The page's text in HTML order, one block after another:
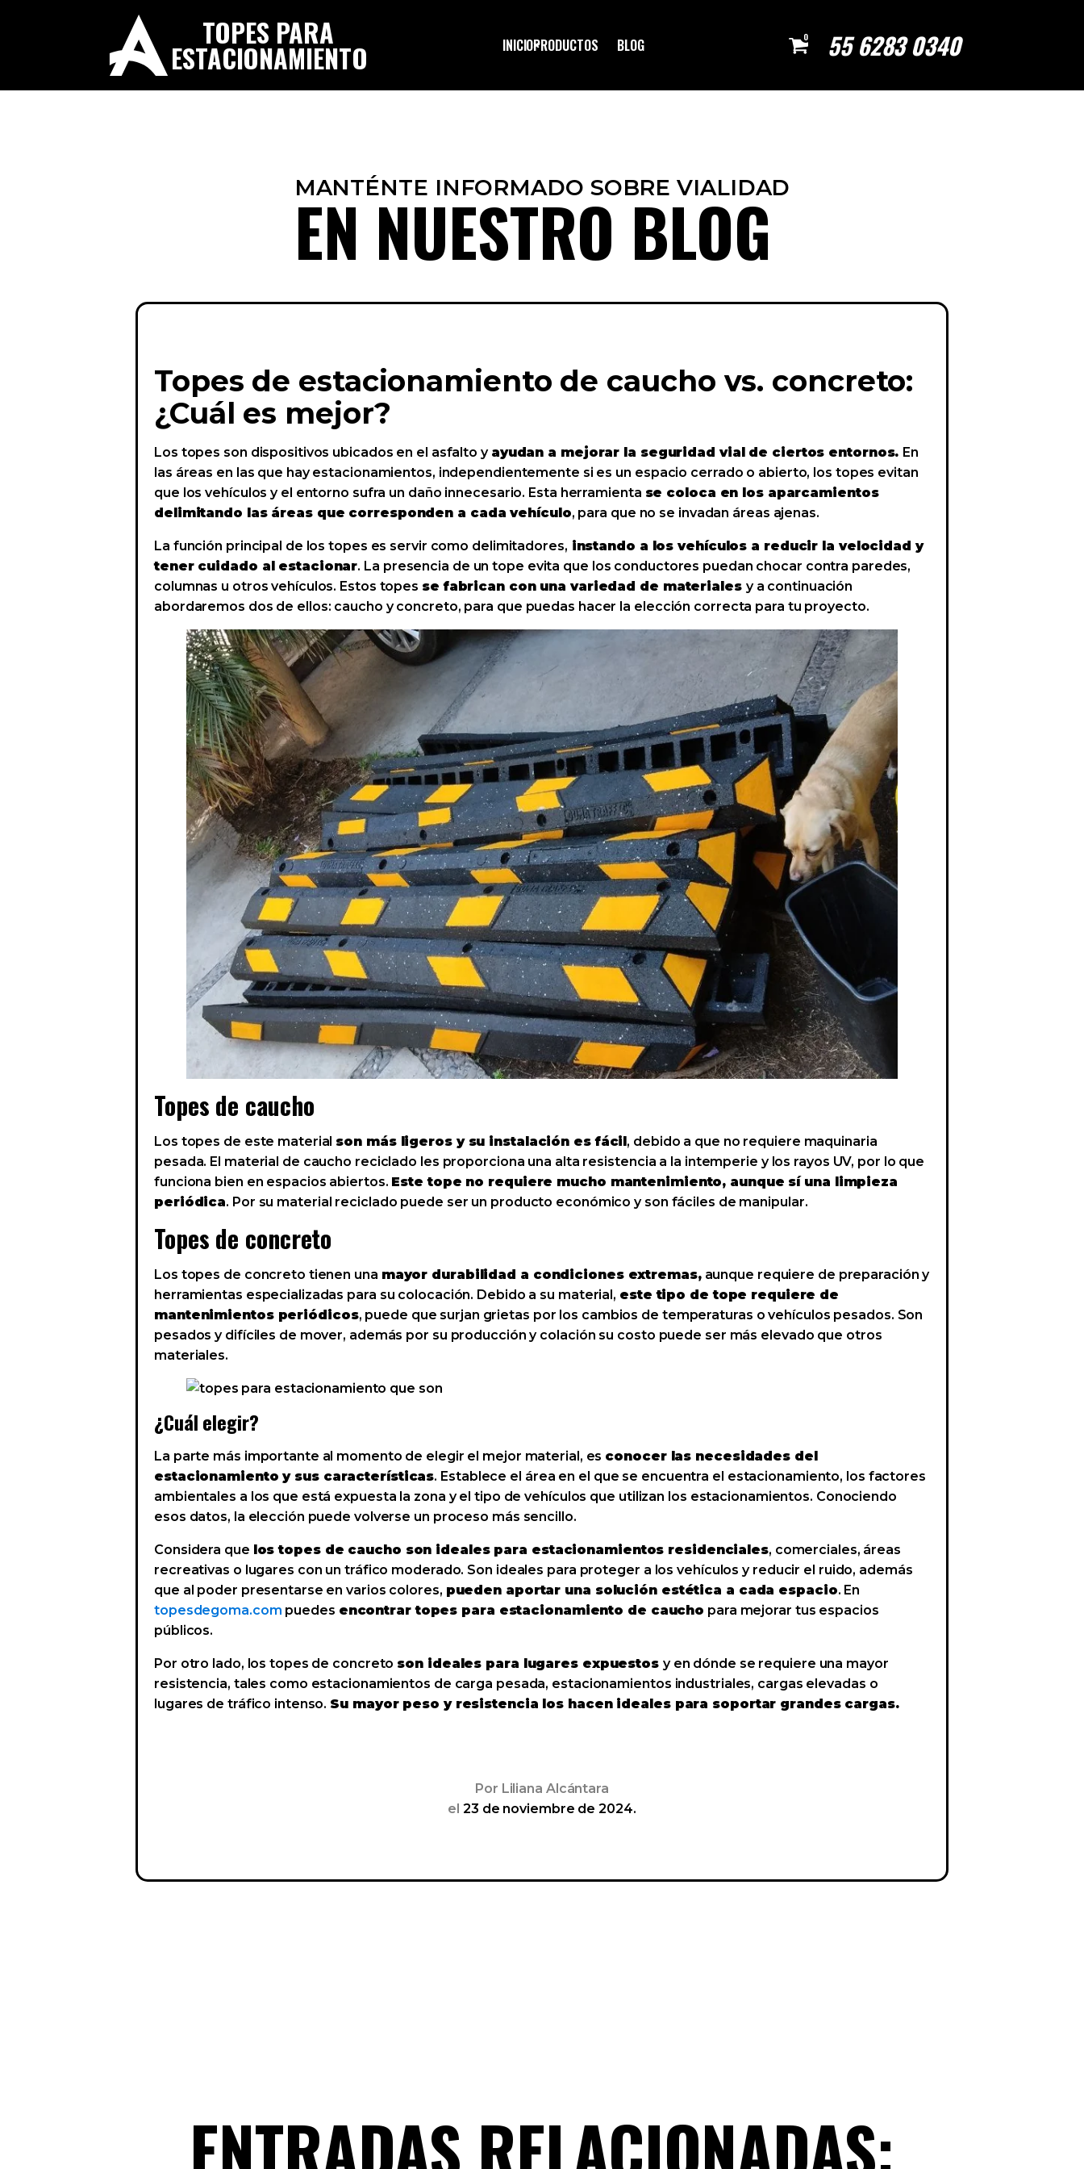
TOPES PARA
ESTACIONAMIENTO INICIOPRODUCTOS BLOG 0 55 6283 0340
MANTÉNTE INFORMADO SOBRE VIALIDAD
EN NUESTRO BLOG
Topes de estacionamiento de caucho vs. concreto:
¿Cuál es mejor?
Los topes son dispositivos ubicados en el asfalto y ayudan a mejorar la seguridad vial de ciertos entornos. En
las áreas en las que hay estacionamientos, independientemente si es un espacio cerrado o abierto, los topes evitan
que los vehículos y el entorno sufra un daño innecesario. Esta herramienta se coloca en los aparcamientos
delimitando las áreas que corresponden a cada vehículo, para que no se invadan áreas ajenas.
La función principal de los topes es servir como delimitadores, instando a los vehículos a reducir la velocidad y
tener cuidado al estacionar. La presencia de un tope evita que los conductores puedan chocar contra paredes,
columnas u otros vehículos. Estos topes se fabrican con una variedad de materiales y a continuación
abordaremos dos de ellos: caucho y concreto, para que puedas hacer la elección correcta para tu proyecto.
Topes de caucho
Los topes de este material son más ligeros y su instalación es fácil , debido a que no requiere maquinaria
pesada. El material de caucho reciclado les proporciona una alta resistencia a la intemperie y los rayos UV, por lo que
funciona bien en espacios abiertos. Este tope no requiere mucho mantenimiento, aunque sí una limpieza
periódica. Por su material reciclado puede ser un producto económico y son fáciles de manipular.
Topes de concreto
Los topes de concreto tienen una mayor durabilidad a condiciones extremas,aunque requiere de preparación y
herramientas especializadas para su colocación. Debido a su material, este tipo de tope requiere de
mantenimientos periódicos, puede que surjan grietas por los cambios de temperaturas o vehículos pesados. Son
pesados y difíciles de mover, además por su producción y colación su costo puede ser más elevado que otros
materiales.
¿Cuál elegir?
La parte más importante al momento de elegir el mejor material, es conocer las necesidades del
estacionamiento y sus características. Establece el área en el que se encuentra el estacionamiento, los factores
ambientales a los que está expuesta la zona y el tipo de vehículos que utilizan los estacionamientos. Conociendo
esos datos, la elección puede volverse un proceso más sencillo.
Considera que los topes de caucho son ideales para estacionamientos residenciales, comerciales, áreas
recreativas o lugares con un tráfico moderado. Son ideales para proteger a los vehículos y reducir el ruido, además
que al poder presentarse en varios colores, pueden aportar una solución estética a cada espacio. En
topesdegoma.com puedes encontrar topes para estacionamiento de caucho para mejorar tus espacios
públicos.
Por otro lado, los topes de concreto son ideales para lugares expuestos y en dónde se requiere una mayor
resistencia, tales como estacionamientos de carga pesada, estacionamientos industriales, cargas elevadas o
lugares de tráfico intenso. Su mayor peso y resistencia los hacen ideales para soportar grandes cargas.
Por Liliana Alcántara
el 23 de noviembre de 2024.
ENTRADAS RELACIONADAS: